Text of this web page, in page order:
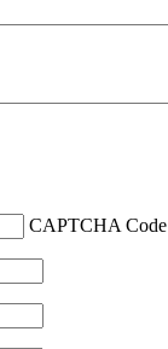
CAPTCHA Code